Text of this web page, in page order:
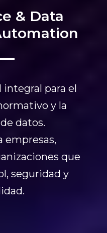
& Data
para el
y la
datos.
empresas,
que
seguridad y